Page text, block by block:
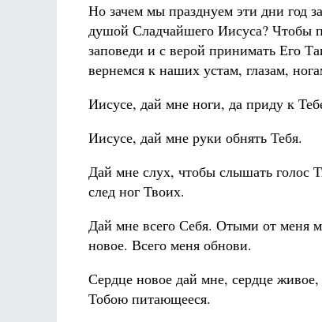
Но зачем мы празднуем эти дни год
душой Сладчайшего Иисуса? Чтобы
заповеди и с верой принимать Его
вернемся к наших устам, глазам,
Иисусе, дай мне ноги, да приду к
Иисусе, дай мне руки обнять Тебя.
Дай мне слух, чтобы слышать голос
след ног Твоих.
Дай мне всего Себя. Отыми от меня
новое. Всего меня обнови.
Сердце новое дай мне, сердце
Тобою питающееся.